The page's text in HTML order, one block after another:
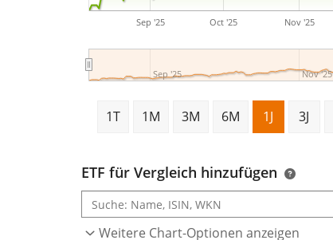
Sep '25 Oct '25 Nov '25
Sep '25 Nov '25
1T 1M 3M 6M 1J 3J
ETF für Vergleich hinzufügen
Weitere Chart-Optionen anzeigen